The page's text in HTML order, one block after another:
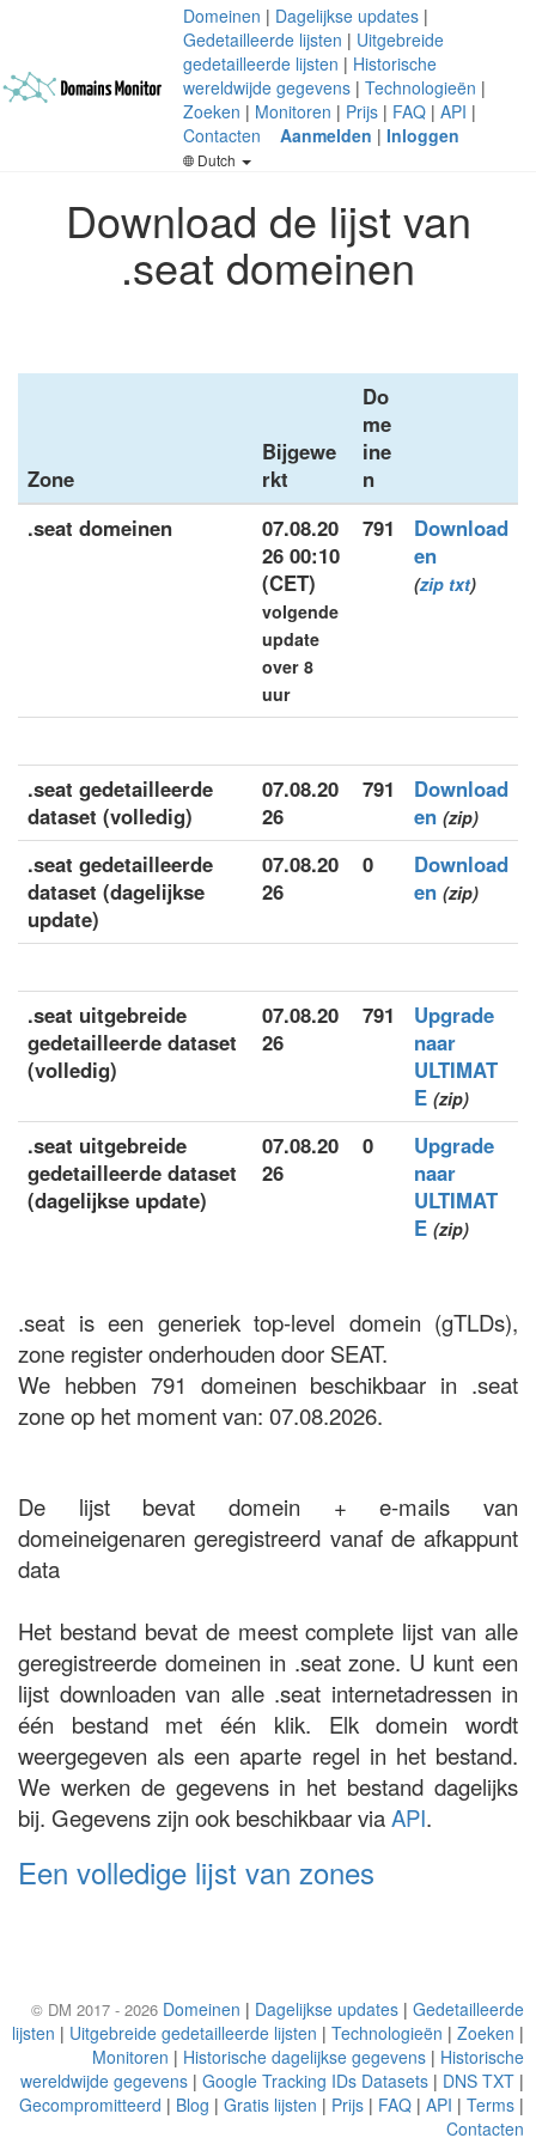
Domeinen | Dagelijkse updates |
Gedetailleerde lijsten | Uitgebreide
gedetailleerde lijsten | Historische
wereldwijde gegevens | Technologieën |
Zoeken | Monitoren | Prijs | FAQ | API |
Contacten
Aanmelden | Inloggen
Dutch
Download de lijst van
.seat domeinen
Zone
Bijgewe
rkt
Do
me
ine
n
.seat domeinen
07.08.20
26 00:10
(CET)
volgende
update
over 8
uur
791
Download
en
(zip txt)
.seat gedetailleerde
dataset (volledig)
07.08.20
26
791
Download
en (zip)
.seat gedetailleerde
dataset (dagelijkse
update)
07.08.20
26
0
Download
en (zip)
.seat uitgebreide
gedetailleerde dataset
(volledig)
07.08.20
26
791
Upgrade
naar
ULTIMAT
E (zip)
.seat uitgebreide
gedetailleerde dataset
(dagelijkse update)
07.08.20
26
0
Upgrade
naar
ULTIMAT
E (zip)
.seat is een generiek top-level domein (gTLDs),
zone register onderhouden door SEAT.
We hebben 791 domeinen beschikbaar in .seat
zone op het moment van: 07.08.2026.
De lijst bevat domein + e-mails van
domeineigenaren geregistreerd vanaf de afkappunt
data
Het bestand bevat de meest complete lijst van alle
geregistreerde domeinen in .seat zone. U kunt een
lijst downloaden van alle .seat internetadressen in
één bestand met één klik. Elk domein wordt
weergegeven als een aparte regel in het bestand.
We werken de gegevens in het bestand dagelijks
bij. Gegevens zijn ook beschikbaar viaAPI.
Een volledige lijst van zones
© DM 2017 - 2026 Domeinen | Dagelijkse updates | Gedetailleerde
lijsten | Uitgebreide gedetailleerde lijsten | Technologieën | Zoeken |
Monitoren | Historische dagelijkse gegevens | Historische
wereldwijde gegevens | Google Tracking IDs Datasets | DNS TXT |
Gecompromitteerd | Blog | Gratis lijsten | Prijs | FAQ | API | Terms |
Contacten